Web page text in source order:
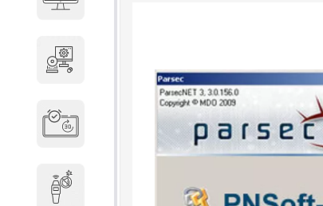
Система бронирования
переговорных
Досмотровое оборудование